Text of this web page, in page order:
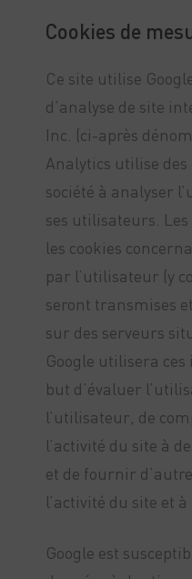
Cookies de
Ce site utilise
d’analyse de site
Inc. (ci-après
Analytics utilise
société à analyser
ses utilisateurs.
les cookies
par l’utilisateur (y
seront transmises
sur des serveurs
Google utilisera
but d’évaluer
l’utilisateur, de
l’activité du site à
et de fournir
l’activité du site et
Google est